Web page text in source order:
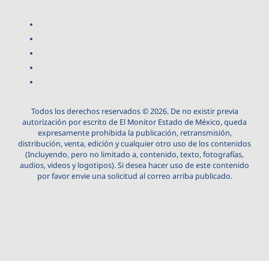
Todos los derechos reservados © 2026. De no existir previa
autorización por escrito de El Monitor Estado de México, queda
expresamente prohibida la publicación, retransmisión,
distribución, venta, edición y cualquier otro uso de los contenidos
(Incluyendo, pero no limitado a, contenido, texto, fotografías,
audios, videos y logotipos). Si desea hacer uso de este contenido
por favor envie una solicitud al correo arriba publicado.